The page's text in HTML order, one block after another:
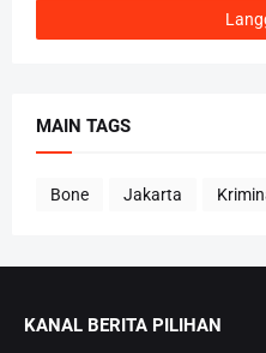
MAIN TAGS
Bone Jakarta
KANAL BERITA PILIHAN